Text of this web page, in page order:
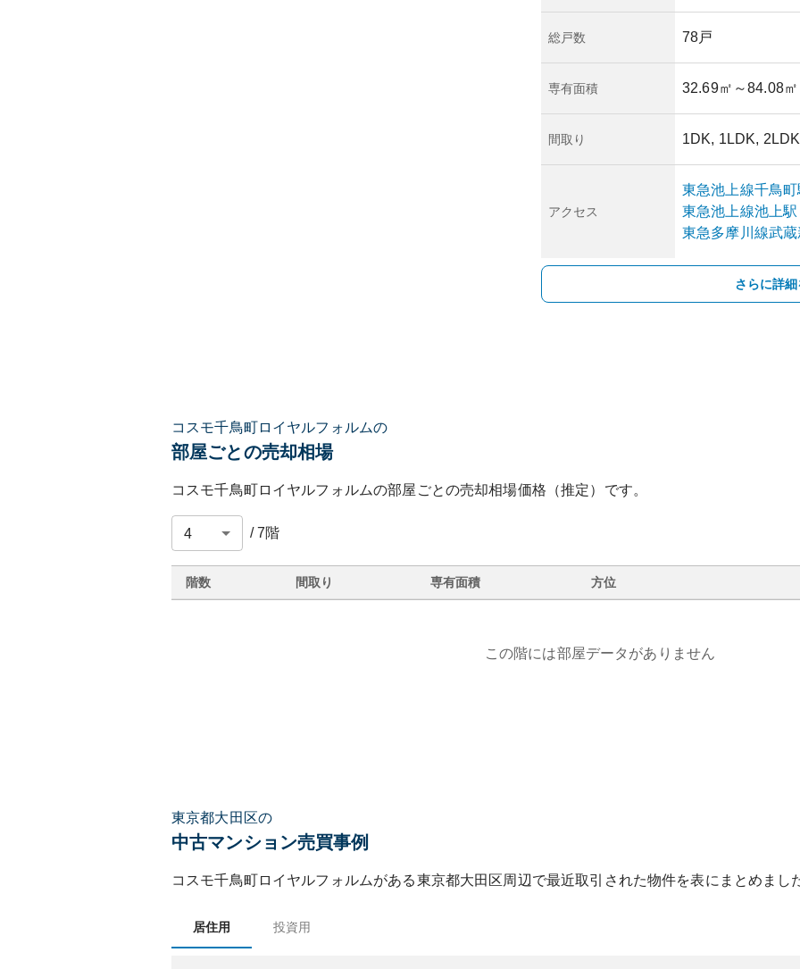
総戸数 78戸
専有面積 32.69㎡ ～84.08㎡
間取り 1DK, 1LDK,
アクセス
東急池上線千鳥町
東急池上線池上駅
東急多摩川線武
さらに詳
コスモ千鳥町ロイヤルフォルムの
部屋ごとの売却相場
コスモ千鳥町ロイヤルフォルムの部屋ごとの売却相場価格（推定）です。
/7階
階数 間取り 専有面積 方位
この階には部屋データがありません
東京都大田区の
中古マンション売買事例
コスモ千鳥町ロイヤルフォルムがある東京都大田区周辺で最近取引された物件を表にまとめまし
居住用 投資用